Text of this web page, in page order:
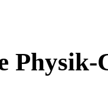
Physik-